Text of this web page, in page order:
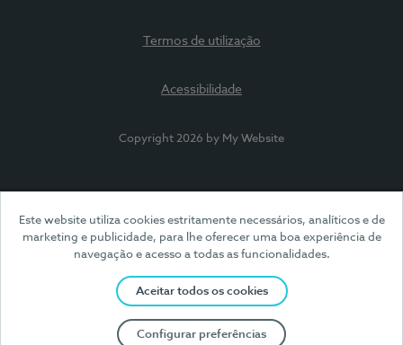
Este website utiliza cookies estritamente necessários, analíticos e de
marketing e publicidade, para lhe oferecer uma boa experiência de
navegação e acesso a todas as funcionalidades.
Aceitar todos os cookies
Configurar preferências
Termos de utilização
Acessibilidade
Copyright 2026 by My Website